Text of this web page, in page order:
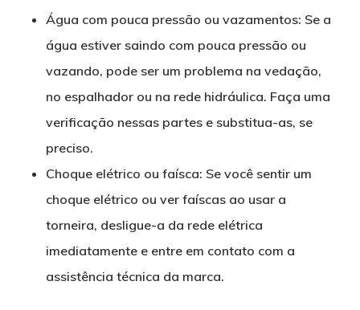
Água com pouca pressão ou vazamentos: Se a
água estiver saindo com pouca pressão ou
vazando, pode ser um problema na vedação,
no espalhador ou na rede hidráulica. Faça uma
verificação nessas partes e substitua-as, se
preciso.
Choque elétrico ou faísca: Se você sentir um
choque elétrico ou ver faíscas ao usar a
torneira, desligue-a da rede elétrica
imediatamente e entre em contato com a
assistência técnica da marca.